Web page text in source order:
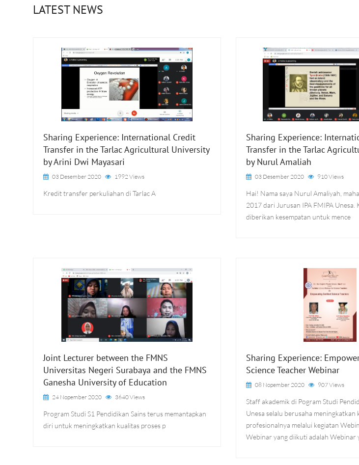
LATEST NEWS
Sharing Experience: International Credit
Transfer in the Tarlac Agricultural University
by Arini Dwi Mayasari
03 Desember 2020 1992 Views
Kredit transfer perkuliahan di Tarlac A
Sharing Experience:
Transfer in the Tarlac
by Nurul Amaliah
03 Desember 2020 910 Views
Hai! Nama saya Nurul Amaliyah,
2017 dari Jurusan IPA FMIPA Unesa.
diberikan kesempatan untuk mence
Joint Lecturer between the FMNS
Universitas Negeri Surabaya and the FMNS
Ganesha University of Education
24 Nopember 2020 3640 Views
Program Studi S1 Pendidikan Sains terus memantapkan
diri untuk meningkatkan kualitas proses p
Sharing Experience:
Science Teacher Webinar
08 Nopember 2020 907 Views
Staff akademik di Pogram Studi
Unesa selalu berusaha meningkatkan
profesionalnya melalui kegiatan
Webinar yang diikuti adalah Webinar